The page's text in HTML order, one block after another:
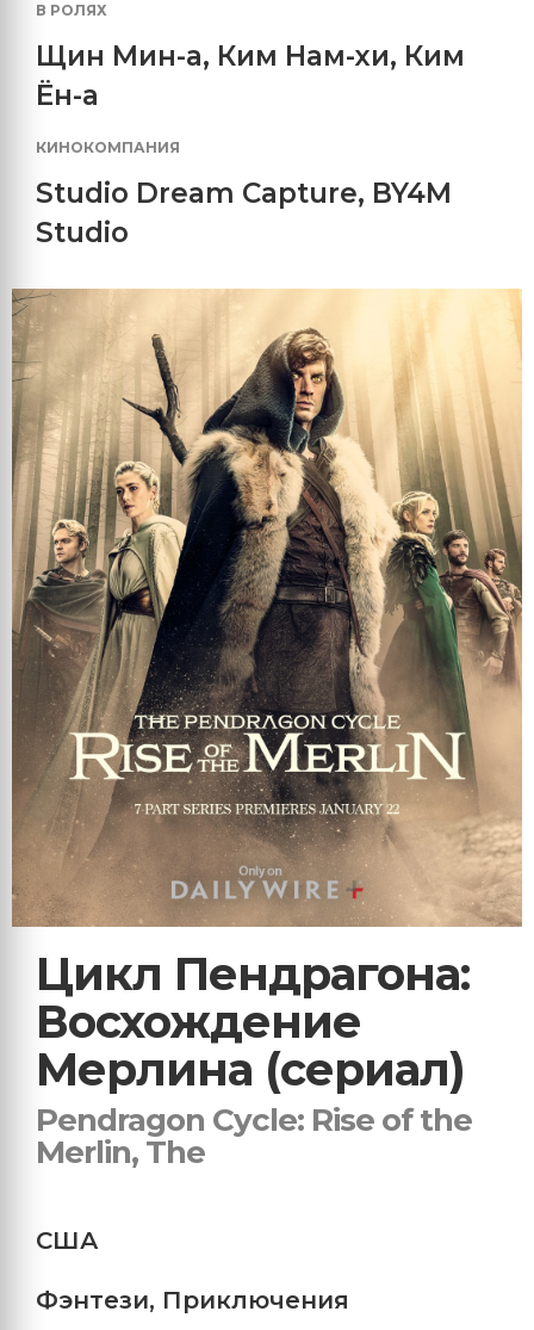
В РОЛЯХ
Щин Мин-а, Ким Нам-хи, Ким
Ён-а
КИНОКОМПАНИЯ
Studio Dream Capture, BY4M
Studio
Цикл Пендрагона:
Восхождение
Мерлина (сериал)
Pendragon Cycle: Rise of the
Merlin, The
США
Фэнтези, Приключения